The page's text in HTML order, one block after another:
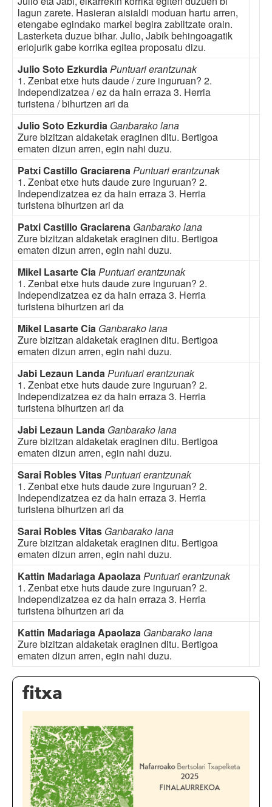
lagun zarete. Hasieran aisialdi moduan hartu arren,
etengabe egindako markei begira zabiltzate orain.
Lasterketa duzue bihar. Julio, Jabik behingoagatik
erlojurik gabe korrika egitea proposatu dizu.
Julio Soto EzkurdiaPuntuari erantzunak
1. Zenbat etxe huts daude / zure inguruan? 2.
Independizatzea / ez da hain erraza 3. Herria
turistena / bihurtzen ari da
Julio Soto Ezkurdia Ganbarako lana
Zure bizitzan aldaketak eraginen ditu. Bertigoa
ematen dizun arren, egin nahi duzu.
Patxi Castillo GraciarenaPuntuari erantzunak
1. Zenbat etxe huts daude zure inguruan? 2.
Independizatzea ez da hain erraza 3. Herria
turistena bihurtzen ari da
Patxi Castillo Graciarena Ganbarako lana
Zure bizitzan aldaketak eraginen ditu. Bertigoa
ematen dizun arren, egin nahi duzu.
Mikel Lasarte CiaPuntuari erantzunak
1. Zenbat etxe huts daude zure inguruan? 2.
Independizatzea ez da hain erraza 3. Herria
turistena bihurtzen ari da
Mikel Lasarte Cia Ganbarako lana
Zure bizitzan aldaketak eraginen ditu. Bertigoa
ematen dizun arren, egin nahi duzu.
Jabi Lezaun LandaPuntuari erantzunak
1. Zenbat etxe huts daude zure inguruan? 2.
Independizatzea ez da hain erraza 3. Herria
turistena bihurtzen ari da
Jabi Lezaun Landa Ganbarako lana
Zure bizitzan aldaketak eraginen ditu. Bertigoa
ematen dizun arren, egin nahi duzu.
Sarai Robles VitasPuntuari erantzunak
1. Zenbat etxe huts daude zure inguruan? 2.
Independizatzea ez da hain erraza 3. Herria
turistena bihurtzen ari da
Sarai Robles Vitas Ganbarako lana
Zure bizitzan aldaketak eraginen ditu. Bertigoa
ematen dizun arren, egin nahi duzu.
Kattin Madariaga ApaolazaPuntuari erantzunak
1. Zenbat etxe huts daude zure inguruan? 2.
Independizatzea ez da hain erraza 3. Herria
turistena bihurtzen ari da
Kattin Madariaga Apaolaza Ganbarako lana
Zure bizitzan aldaketak eraginen ditu. Bertigoa
ematen dizun arren, egin nahi duzu.
fitxa